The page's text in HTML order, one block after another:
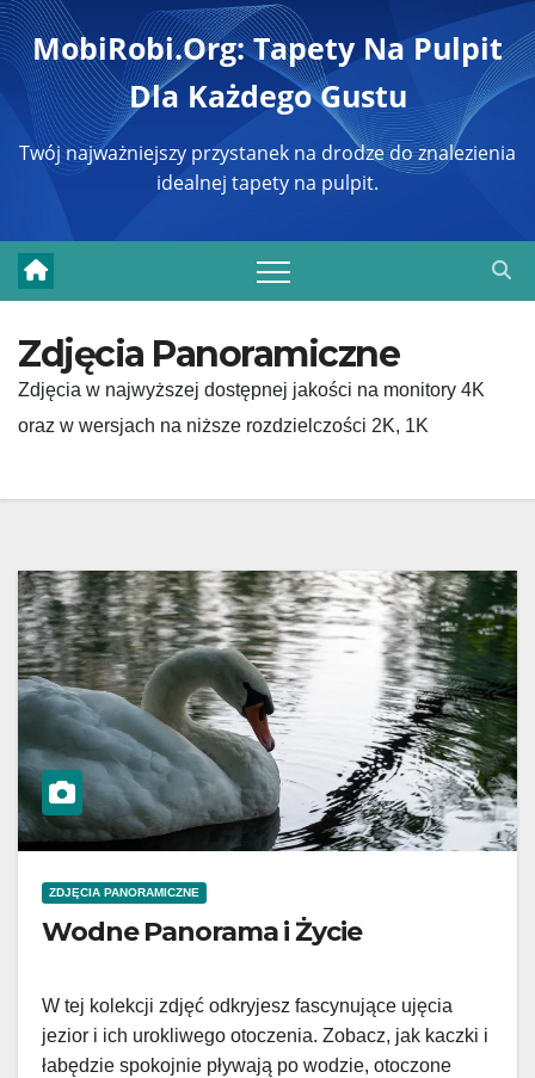
Перейти
к
содержимому
MobiRobi.org: Tapety Na Pulpit
Dla Każdego Gustu
Twój najważniejszy przystanek na drodze do znalezienia
idealnej tapety na pulpit.
Zdjęcia Panoramiczne
Zdjęcia w najwyższej dostępnej jakości na monitory 4K
oraz w wersjach na niższe rozdzielczości 2K, 1K
ZDJĘCIA PANORAMICZNE
Wodne Panorama i Życie
W tej kolekcji zdjęć odkryjesz fascynujące ujęcia
jezior i ich urokliwego otoczenia. Zobacz, jak kaczki i
łabędzie spokojnie pływają po wodzie, otoczone